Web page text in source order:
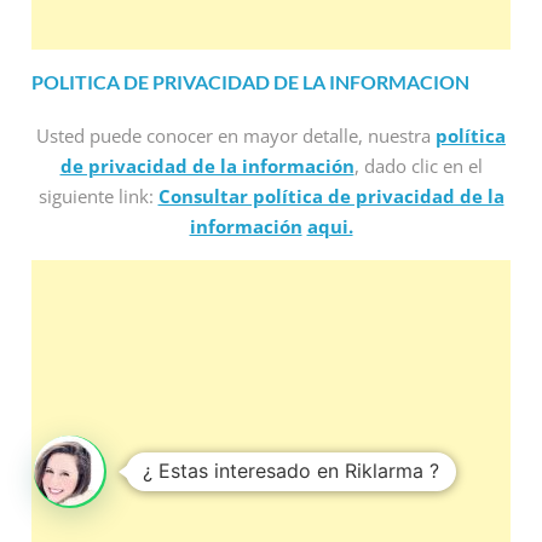
POLITICA DE PRIVACIDAD DE LA INFORMACION
Usted puede conocer en mayor detalle, nuestra política
de privacidad de la información, dado clic en el
siguiente link: Consultar política de privacidad de la
información aqui.
¿ Estas interesado en Riklarma ?